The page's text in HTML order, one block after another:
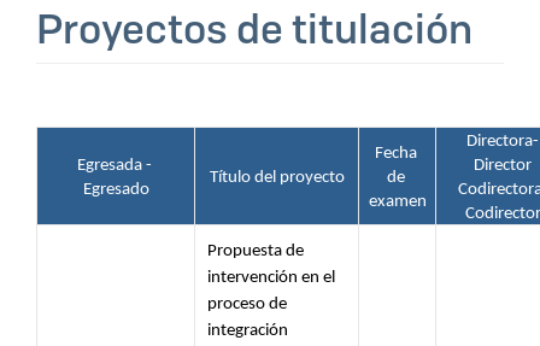
Proyectos de titulación
Egresada -
Egresado
Título del proyecto
Fecha
de
examen
Directora-
Director
Codirector
Propuesta de
intervención en el
proceso de
integración